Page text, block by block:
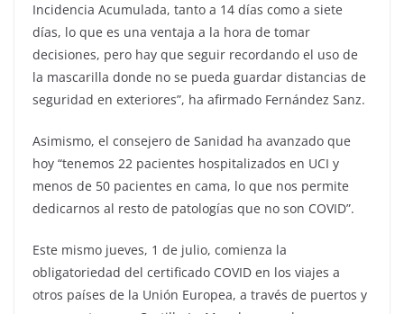
Incidencia Acumulada, tanto a 14 días como a siete
días, lo que es una ventaja a la hora de tomar
decisiones, pero hay que seguir recordando el uso de
la mascarilla donde no se pueda guardar distancias de
seguridad en exteriores”, ha afirmado Fernández Sanz.
Asimismo, el consejero de Sanidad ha avanzado que
hoy “tenemos 22 pacientes hospitalizados en UCI y
menos de 50 pacientes en cama, lo que nos permite
dedicarnos al resto de patologías que no son COVID”.
Este mismo jueves, 1 de julio, comienza la
obligatoriedad del certificado COVID en los viajes a
otros países de la Unión Europea, a través de puertos y